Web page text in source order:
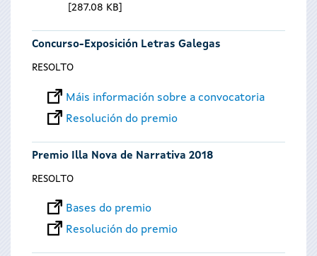
287.08 KB
Concurso-Exposición Letras Galegas
RESOLTO
Máis información sobre a convocatoria
Resolución do premio
Premio Illa Nova de Narrativa 2018
RESOLTO
Bases do premio
Resolución do premio